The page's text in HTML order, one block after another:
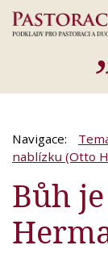
Navigace:
nablízku (Otto
Bůh